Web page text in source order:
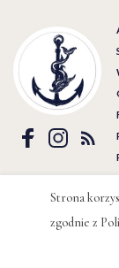
Strona
zgodnie z